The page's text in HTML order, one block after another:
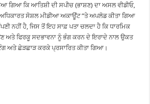
ਗਿਆ ਕਿ ਆਤਿਸ਼ੀ ਦੀ ਸਪੀਚ (ਭਾਸ਼ਣ) ਦਾ ਅਸਲ ਵੀਡੀਓ,
ਸੋਸ਼ਲ ਮੀਡੀਆ ਅਕਾਊਂਟ ”ਤੇ ਅਪਲੋਡ ਕੀਤਾ ਗਿਆ
ਨਹੀਂ ਹੈ, ਜਿਸ ਤੋਂ ਇਹ ਸਾਫ਼ ਪਤਾ ਚਲਦਾ ਹੈ ਕਿ ਧਾਰਮਿਕ
ਅਤੇ ਫਿਰਕੂ ਸਦਭਾਵਨਾ ਨੂੰ ਭੰਗ ਕਰਨ ਦੇ ਇਰਾਦੇ ਨਾਲ ਉਕਤ
ਅਤੇ ਛੇੜਛਾੜ ਕਰਕੇ ਪ੍ਰਸਾਰਿਤ ਕੀਤਾ ਗਿਆ।